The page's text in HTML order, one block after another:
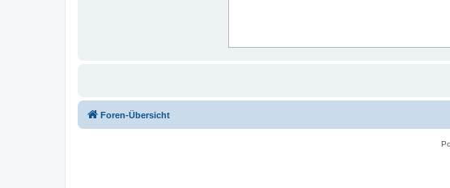
Foren-Übersicht